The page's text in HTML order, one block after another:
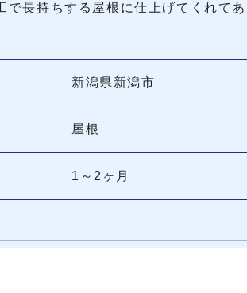
で長持ちする屋根に仕上げてくれて
新潟県新潟市
屋根
1～2ヶ月